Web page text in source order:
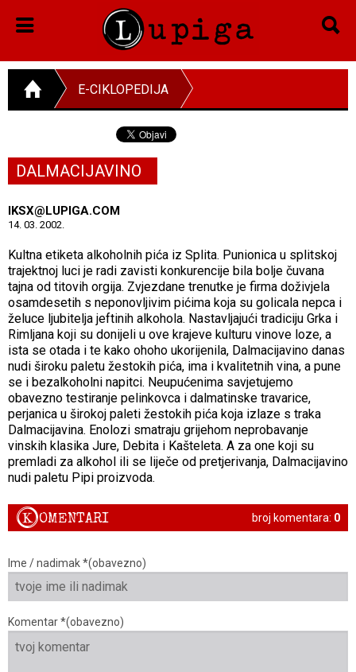
E-CIKLOPEDIJA
DALMACIJAVINO
IKSX@LUPIGA.COM
14. 03. 2002.
Kultna etiketa alkoholnih pića iz Splita. Punionica u splitskoj
trajektnoj luci je radi zavisti konkurencije bila bolje čuvana
tajna od titovih orgija. Zvjezdane trenutke je firma doživjela
osamdesetih s neponovljivim pićima koja su golicala nepca i
želuce ljubitelja jeftinih alkohola. Nastavljajući tradiciju Grka i
Rimljana koji su donijeli u ove krajeve kulturu vinove loze, a
ista se otada i te kako ohoho ukorijenila, Dalmacijavino danas
nudi široku paletu žestokih pića, ima i kvalitetnih vina, a pune
se i bezalkoholni napitci. Neupućenima savjetujemo
obavezno testiranje pelinkovca i dalmatinske travarice,
perjanica u širokoj paleti žestokih pića koja izlaze s traka
Dalmacijavina. Enolozi smatraju grijehom neprobavanje
vinskih klasika Jure, Debita i Kašteleta. A za one koji su
premladi za alkohol ili se liječe od pretjerivanja, Dalmacijavino
nudi paletu Pipi proizvoda.
broj komentara: 0
KOMENTARI
Ime / nadimak *(obavezno)
Komentar *(obavezno)